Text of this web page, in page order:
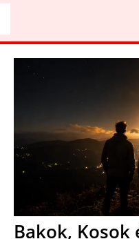
Bakok, Kosok